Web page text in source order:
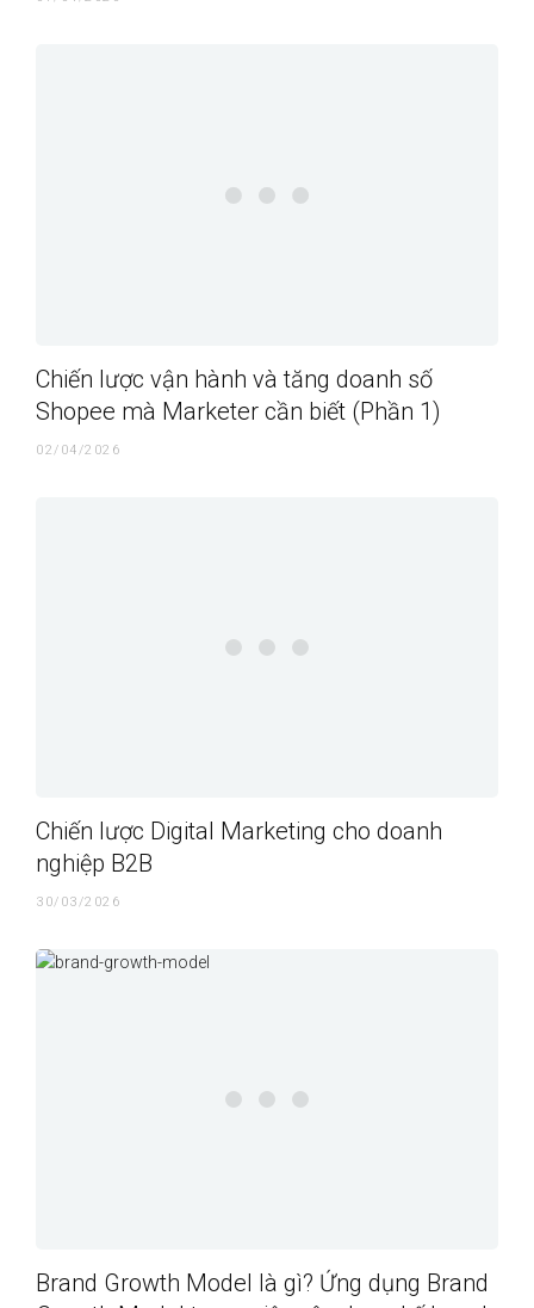
Chiến lược vận hành và tăng doanh số
Shopee mà Marketer cần biết (Phần 1)
02/04/2026
Chiến lược Digital Marketing cho doanh
nghiệp B2B
30/03/2026
Brand Growth Model là gì? Ứng dụng Brand